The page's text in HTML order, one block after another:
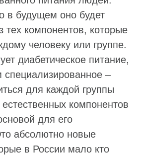
в будущем оно будет
тех компонентов, которые
человеку или группе.
диабетическое питание,
–
для каждой группы
компонентов
для его
абсолютно новые
в России мало кто